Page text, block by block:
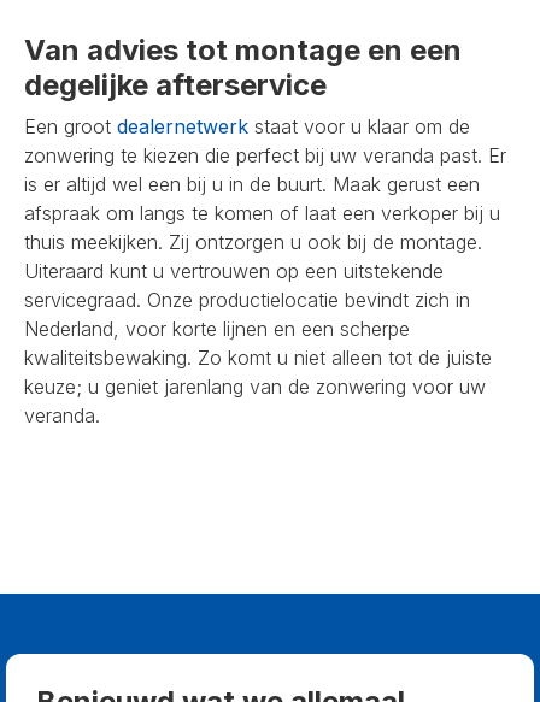
Van advies tot montage en een
degelijke afterservice
Een groot dealernetwerk staat voor u klaar om de
zonwering te kiezen die perfect bij uw veranda past. Er
is er altijd wel een bij u in de buurt. Maak gerust een
afspraak om langs te komen of laat een verkoper bij u
thuis meekijken. Zij ontzorgen u ook bij de montage.
Uiteraard kunt u vertrouwen op een uitstekende
servicegraad. Onze productielocatie bevindt zich in
Nederland, voor korte lijnen en een scherpe
kwaliteitsbewaking. Zo komt u niet alleen tot de juiste
keuze; u geniet jarenlang van de zonwering voor uw
veranda.